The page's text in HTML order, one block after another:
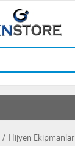
Hijyen